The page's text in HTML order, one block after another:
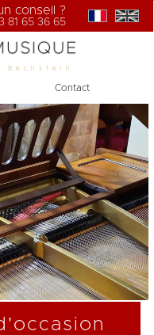
conseil ?
81 65 36 65
Bechstein
Contact